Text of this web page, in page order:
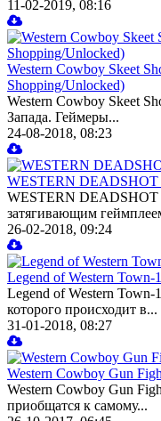
11-02-2019, 08:16
Western Cowboy Skeet
Shopping/Unlocked)
Western Cowboy Skeet
Запада. Геймеры...
24-08-2018, 08:23
WESTERN
WESTERN
затягивающим
26-02-2018, 09:24
Legend of Western
Legend of Western Town-
которого происходит в...
31-01-2018, 08:27
Western Cowboy Gun
Western Cowboy Gun
приобщатся к самому...